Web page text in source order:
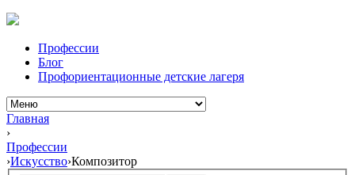
Профессии
Блог
Профориентационные детские лагеря
Главная
›
Профессии
›Искусство›Композитор